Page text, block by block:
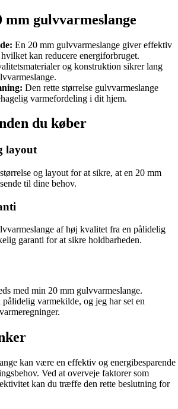
mm gulvvarmeslange
En 20 mm gulvvarmeslange giver effektiv
kan reducere energiforbruget.
og konstruktion sikrer lang
Den rette størrelse gulvvarmeslange
varmefordeling i dit hjem.
du køber
layout
og layout for at sikre, at en 20 mm
til dine behov.
af høj kvalitet fra en pålidelig
garanti for at sikre holdbarheden.
med min 20 mm gulvvarmeslange.
varmekilde, og jeg har set en
kan være en effektiv og energibesparende
Ved at overveje faktorer som
kan du træffe den rette beslutning for